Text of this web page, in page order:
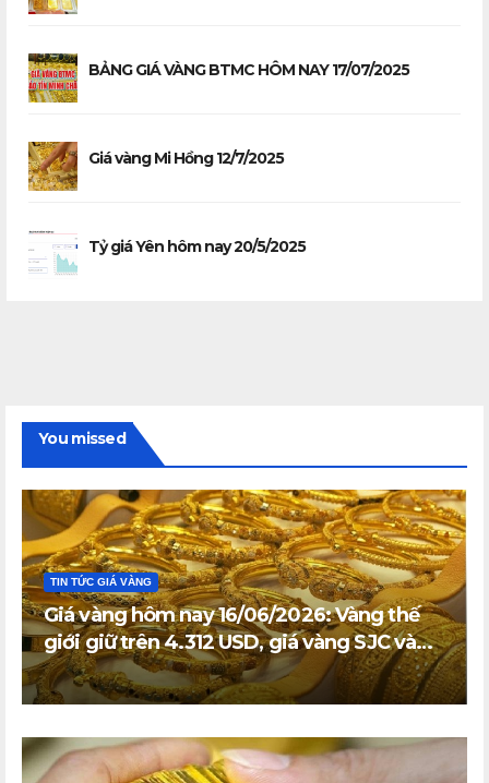
BẢNG GIÁ VÀNG BTMC HÔM NAY 17/07/2025
Giá vàng Mi Hồng 12/7/2025
Tỷ giá Yên hôm nay 20/5/2025
You missed
TIN TỨC GIÁ VÀNG
Giá vàng hôm nay 16/06/2026: Vàng thế
giới giữ trên 4.312 USD, giá vàng SJC và
vàng nhẫn trong nước đi ngang